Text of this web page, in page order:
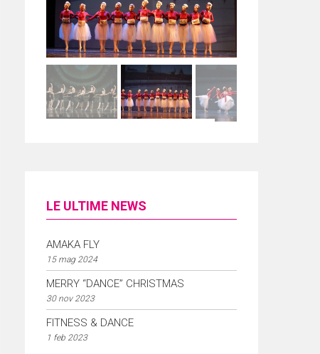
LE ULTIME NEWS
AMAKA FLY
15 mag 2024
MERRY “DANCE” CHRISTMAS
30 nov 2023
FITNESS & DANCE
1 feb 2023